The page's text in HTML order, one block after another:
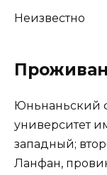
Неизвестно
Юньнаньский
университет
западный;
Ланфан,